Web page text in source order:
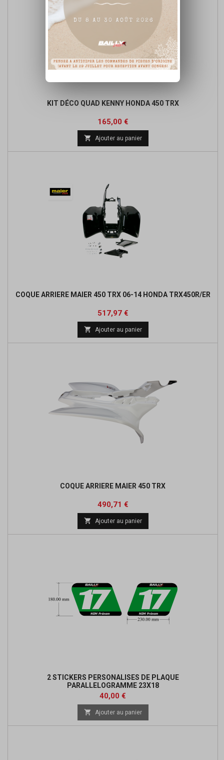
KIT DÉCO QUAD KENNY HONDA 450 TRX
Prix
165,00 €
 Ajouter au panier
COQUE ARRIERE MAIER 450 TRX 06-14 HONDA TRX450R/ER
Prix
517,97 €Prix
de
base
 Ajouter au panier
COQUE ARRIERE MAIER 450 TRX
Prix
490,71 €Prix
de
base
 Ajouter au panier
2 STICKERS PERSONALISES DE PLAQUE
PARALLELOGRAMME 23X18
Prix
40,00 €
 Ajouter au panier